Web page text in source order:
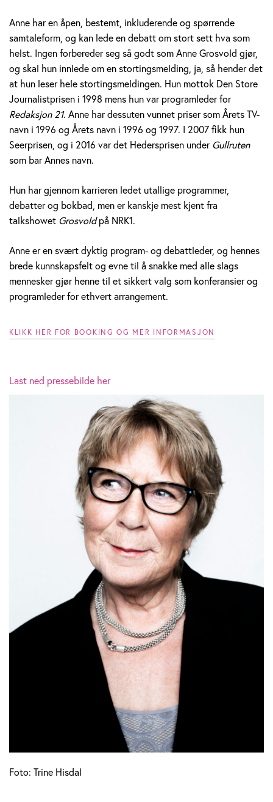
s
v
o
l
d
Anne har en åpen, bestemt, inkluderende og spørrende
samtaleform, og kan lede en debatt om stort sett hva som
helst. Ingen forbereder seg så godt som Anne Grosvold gjør,
og skal hun innlede om en stortingsmelding, ja, så hender det
at hun leser hele stortingsmeldingen. Hun mottok Den Store
Journalistprisen i 1998 mens hun var programleder for
Redaksjon 21. Anne har dessuten vunnet priser som Årets TV-
navn i 1996 og Årets navn i 1996 og 1997. I 2007 fikk hun
Seerprisen, og i 2016 var det Hedersprisen under Gullruten
som bar Annes navn.
Hun har gjennom karrieren ledet utallige programmer,
debatter og bokbad, men er kanskje mest kjent fra
talkshowet Grosvoldpå NRK1.
Anne er en svært dyktig program- og debattleder, og hennes
brede kunnskapsfelt og evne til å snakke med alle slags
mennesker gjør henne til et sikkert valg som konferansier og
programleder for ethvert arrangement.
KLIKK HER FOR BOOKING OG MER INFORMASJON
Last ned pressebilde her
Foto: Trine Hisdal